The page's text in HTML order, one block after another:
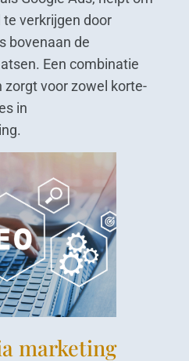
verkrijgen door
bovenaan de
Een combinatie
zorgt voor zowel korte-
in
marketing